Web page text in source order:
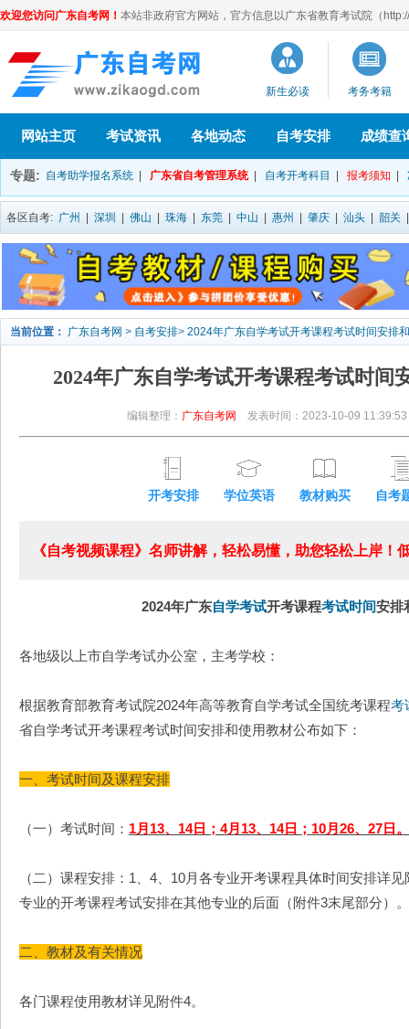
欢迎您访问广东自考网！ 本站非政府官方网站，官方信息以广东省教育考试院（
新生必读 考务考籍
网站主页 考试资讯 各地动态 自考安排 成绩查
专题: 自考助学报名系统 广东省自考管理系统 自考开考科目 报考须知
各区自考: 广州 深圳 佛山 珠海 东莞 中山 惠州 肇庆 汕头 韶关
当前位置： 广东自考网 > 自考安排> 2024年广东自学考试开考课程考试时间安排
2024年广东自学考试开考课程考试时间
编辑整理： 广东自考网 发表时间：2023-10-09 11:39:53
开考安排 学位英语 教材购买 自考
《自考视频课程》名师讲解，轻松易懂，助您轻松上岸！
2024年广东自学考试开考课程考试时间安排
各地级以上市自学考试办公室，主考学校：
根据教育部教育考试院2024年高等教育自学考试全国统考课程考
省自学考试开考课程考试时间安排和使用教材公布如下：
一、考试时间及课程安排
（一）考试时间： 1月13、14日；4月13、14日；10月26、27日。
（二）课程安排：1、4、10月各专业开考课程具体时间安排详
专业的开考课程考试安排在其他专业的后面（附件3末尾部分）。
二、教材及有关情况
各门课程使用教材详见附件4。